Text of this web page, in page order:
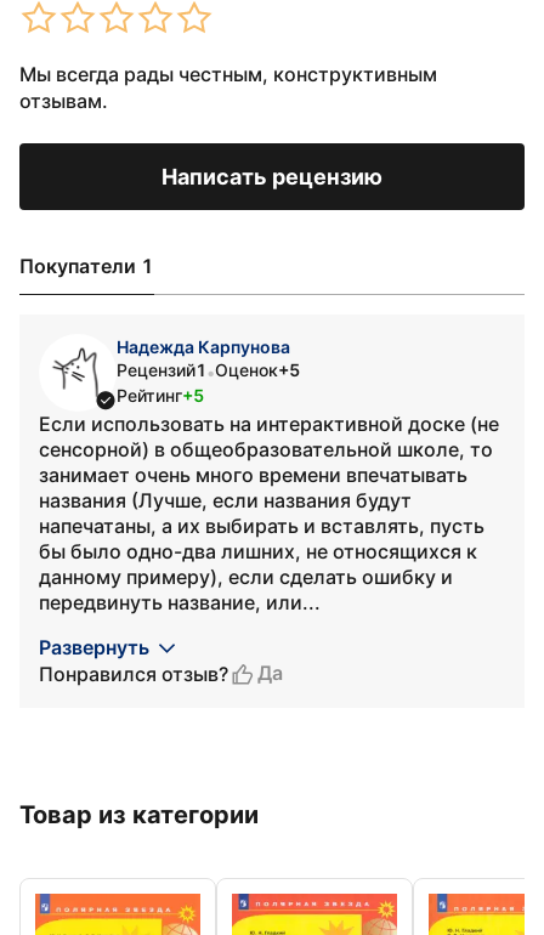
Мы всегда рады честным, конструктивным
отзывам.
Написать рецензию
Покупатели 1
Надежда Карпунова
Рецензий1 •Оценок+5
Рейтинг+5
Если использовать на интерактивной доске (не
сенсорной) в общеобразовательной школе, то
занимает очень много времени впечатывать
названия (Лучше, если названия будут
напечатаны, а их выбирать и вставлять, пусть
бы было одно-два лишних, не относящихся к
данному примеру), если сделать ошибку и
передвинуть название, или...
Развернуть
Понравился отзыв?
Да
Товар из категории